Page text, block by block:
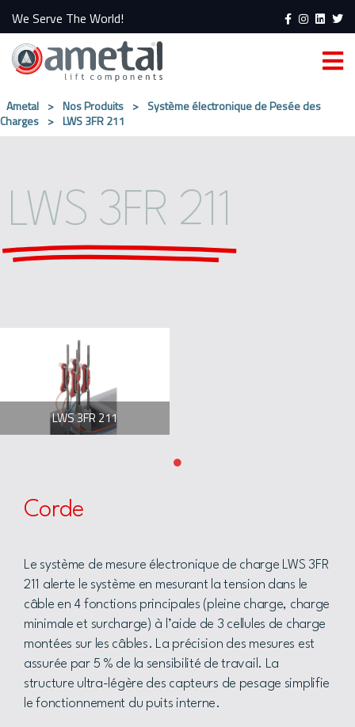
We Serve The World!
Ametal > Nos Produits > Système électronique de Pesée des
Charges > LWS 3FR​ 211
LWS 3FR​ 211
LWS 3FR 211
Corde
Le système de mesure électronique de charge LWS 3FR
211 alerte le système en mesurant la tension dans le
câble en 4 fonctions principales (pleine charge, charge
minimale et surcharge) à l’aide de 3 cellules de charge
montées sur les câbles. La précision des mesures est
assurée par 5 % de la sensibilité de travail. La
structure ultra-légère des capteurs de pesage simplifie
le fonctionnement du puits interne.